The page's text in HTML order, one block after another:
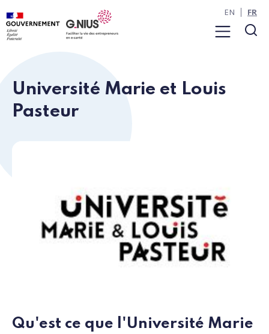
Panneau de gestion des cookies
Aller au contenu
Aller à la navigation
Menu
EN FR
Université Marie et Louis
Pasteur
Qu'est ce que l'Université Marie